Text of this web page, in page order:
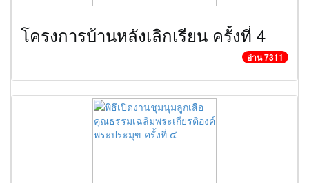
โครงการบ้านหลังเลิกเรียน ครั้งที่ 4
อ่าน 7311